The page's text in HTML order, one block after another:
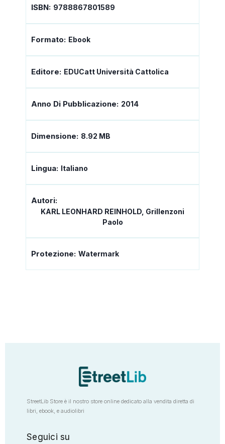
ISBN: 9788867801589
Formato: Ebook
Editore: EDUCatt Università Cattolica
Anno Di Pubblicazione: 2014
Dimensione: 8.92 MB
Lingua: Italiano
Autori:
KARL LEONHARD REINHOLD, Grillenzoni
Paolo
Protezione: Watermark
StreetLib Store è il nostro store online dedicato alla vendita diretta di
libri, ebook, e audiolibri
Seguici su